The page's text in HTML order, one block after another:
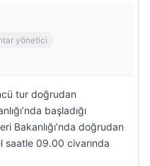
yönetici
tur doğrudan
başladığı
Bakanlığı’nda doğrudan
saatle 09.00 civarında